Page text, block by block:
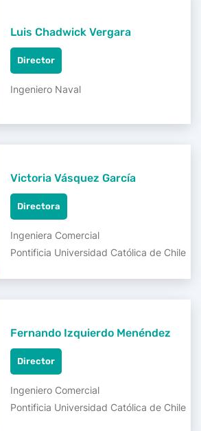
Luis Chadwick Vergara
Director
Ingeniero Naval
Victoria Vásquez García
Directora
Ingeniera Comercial
Pontificia Universidad Católica de Chile
Fernando Izquierdo Menéndez
Director
Ingeniero Comercial
Pontificia Universidad Católica de Chile